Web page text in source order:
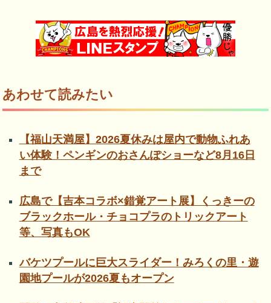
あわせて読みたい
【福山天満屋】2026夏休みは屋内で動物ふれあ
い体験！ペンギンのおさんぽショーなど8月16日
まで
広島で【吉本コラボ×錯覚アート展】くっきーの
ブラックホール・チョコプラのトリックアート
等、写真もOK
バケツプールに巨大スライダー！みろくの里・遊
園地プールが2026夏もオープン